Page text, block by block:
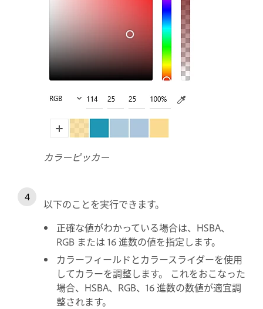
カラーピッカー
以下のことを実行できます。
正確な値がわかっている場合は、HSBA、
RGB または 16 進数の値を指定します。
カラーフィールドとカラースライダーを使用
してカラーを調整します。 これをおこなった
場合、HSBA、RGB、16 進数の数値が適宜調
整されます。